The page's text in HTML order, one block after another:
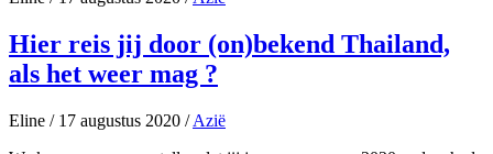
Hier reis jij door (on)bekend Thailand,
als het weer mag ?
Eline /17 augustus 2020 / Azië